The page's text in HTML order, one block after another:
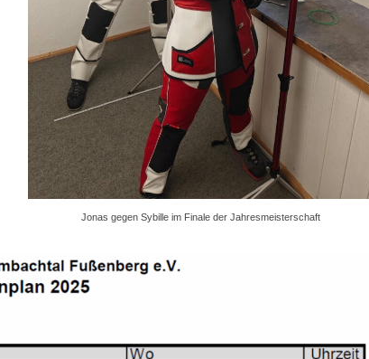
Jonas gegen Sybille im Finale der Jahresmeisterschaft